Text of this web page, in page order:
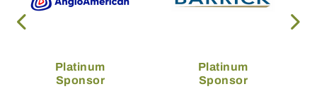
Platinum
Sponsor
Platinum
Sponsor